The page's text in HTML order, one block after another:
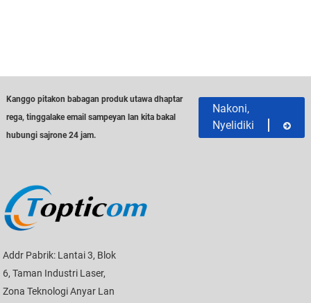
Kanggo pitakon babagan produk utawa dhaptar
rega, tinggalake email sampeyan lan kita bakal
hubungi sajrone 24 jam.
Nakoni,
Nyelidiki
Addr Pabrik: Lantai 3, Blok
6, Taman Industri Laser,
Zona Teknologi Anyar Lan